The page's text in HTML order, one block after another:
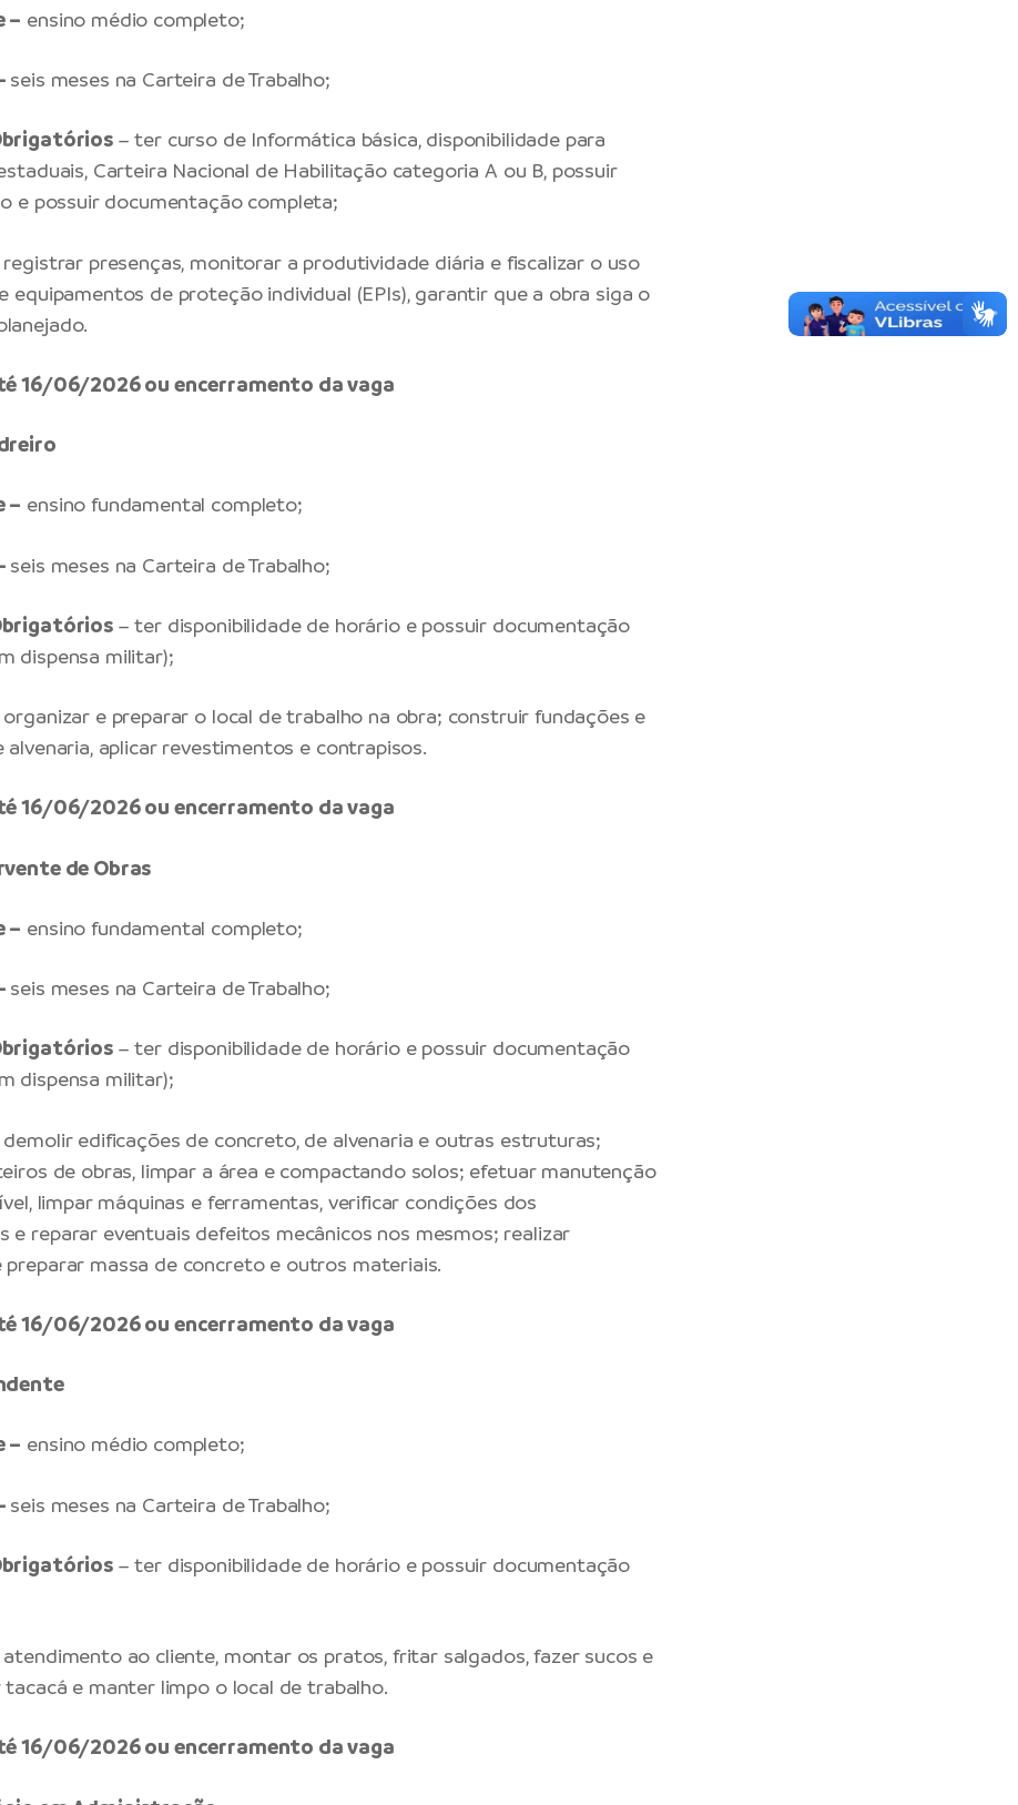
– ensino médio completo;
seis meses na Carteira de Trabalho;
– ter curso de Informática básica, disponibilidade para
Carteira Nacional de Habilitação categoria A ou B, possuir
e possuir documentação completa;
registrar presenças, monitorar a produtividade diária e fiscalizar o uso
equipamentos de proteção individual (EPIs), garantir que a obra siga o
16/06/2026 ou encerramento da vaga
– ensino fundamental completo;
seis meses na Carteira de Trabalho;
– ter disponibilidade de horário e possuir documentação
dispensa militar);
organizar e preparar o local de trabalho na obra; construir fundações e
aplicar revestimentos e contrapisos.
16/06/2026 ou encerramento da vaga
de Obras
– ensino fundamental completo;
seis meses na Carteira de Trabalho;
– ter disponibilidade de horário e possuir documentação
dispensa militar);
demolir edificações de concreto, de alvenaria e outras estruturas;
de obras, limpar a área e compactando solos; efetuar manutenção
limpar máquinas e ferramentas, verificar condições dos
e reparar eventuais defeitos mecânicos nos mesmos; realizar
preparar massa de concreto e outros materiais.
16/06/2026 ou encerramento da vaga
– ensino médio completo;
seis meses na Carteira de Trabalho;
– ter disponibilidade de horário e possuir documentação
atendimento ao cliente, montar os pratos, fritar salgados, fazer sucos e
tacacá e manter limpo o local de trabalho.
16/06/2026 ou encerramento da vaga